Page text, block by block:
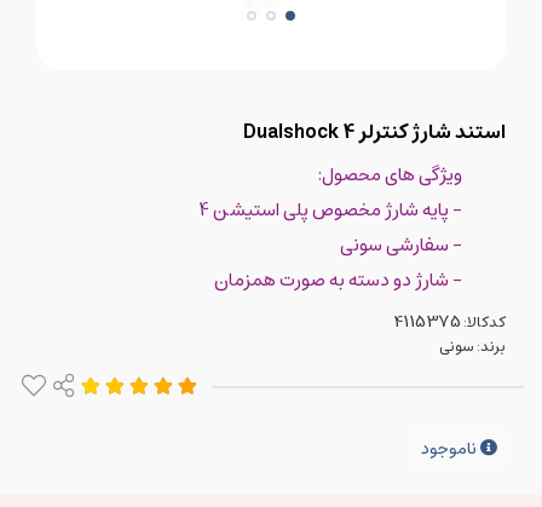
استند شارژ کنترلر Dualshock 4
ویژگی های محصول:
- پایه شارژ مخصوص پلی استیشن 4
- سفارشی سونی
- شارژ دو دسته به صورت همزمان
کدکالا:
برند:سونی
ناموجود